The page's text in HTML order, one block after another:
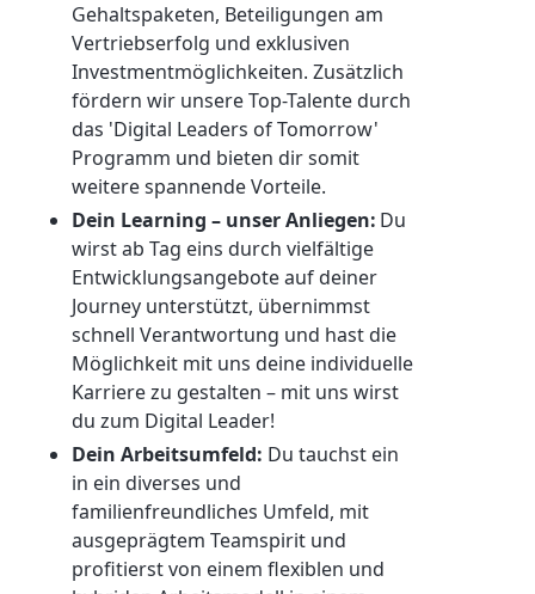
Gehaltspaketen, Beteiligungen am
Vertriebserfolg und exklusiven
Investmentmöglichkeiten. Zusätzlich
fördern wir unsere Top-Talente durch
das 'Digital Leaders of Tomorrow'
Programm und bieten dir somit
weitere spannende Vorteile.
Dein Learning – unser Anliegen: Du
wirst ab Tag eins durch vielfältige
Entwicklungsangebote auf deiner
Journey unterstützt, übernimmst
schnell Verantwortung und hast die
Möglichkeit mit uns deine individuelle
Karriere zu gestalten – mit uns wirst
du zum Digital Leader!
Dein Arbeitsumfeld: Du tauchst ein
in ein diverses und
familienfreundliches Umfeld, mit
ausgeprägtem Teamspirit und
profitierst von einem flexiblen und